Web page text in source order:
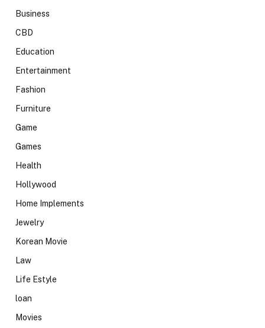
Business
CBD
Education
Entertainment
Fashion
Furniture
Game
Games
Health
Hollywood
Home Implements
Jewelry
Korean Movie
Law
Life Estyle
loan
Movies